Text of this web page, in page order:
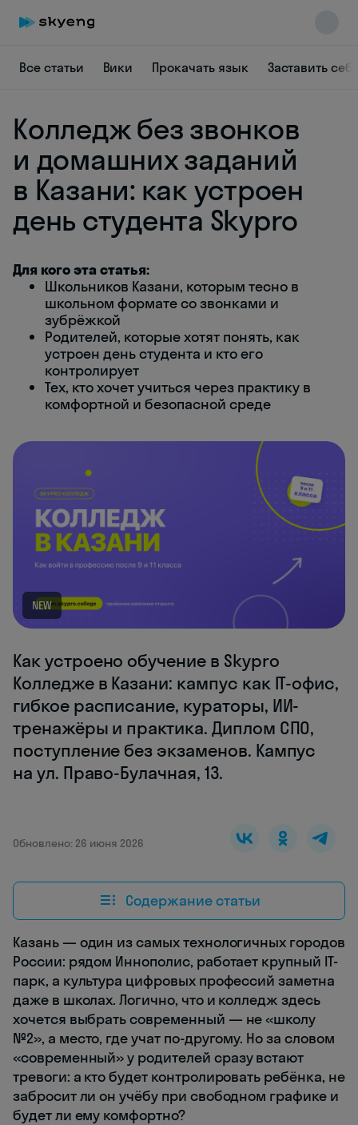
Все статьи Вики Прокачать язык Заставить
Колледж без звонков
и домашних заданий
в Казани: как устроен
день студента Skypro
Для кого эта статья:
Школьников Казани, которым тесно в
школьном формате со звонками и
зубрёжкой
Родителей, которые хотят понять, как
устроен день студента и кто его
контролирует
Тех, кто хочет учиться через практику в
комфортной и безопасной среде
NEW
Как устроено обучение в Skypro
Колледже в Казани: кампус как IT-офис,
гибкое расписание, кураторы, ИИ-
тренажёры и практика. Диплом СПО,
поступление без экзаменов. Кампус
на ул. Право-Булачная, 13.
Обновлено: 26 июня 2026
Содержание статьи
Казань — один из самых технологичных городов
России: рядом Иннополис, работает крупный IT-
парк, а культура цифровых профессий заметна
даже в школах. Логично, что и колледж здесь
хочется выбрать современный — не «школу
№2», а место, где учат по-другому. Но за словом
«современный» у родителей сразу встают
тревоги: а кто будет контролировать ребёнка, не
забросит ли он учёбу при свободном графике и
будет ли ему комфортно?
Skyeng Chat
online